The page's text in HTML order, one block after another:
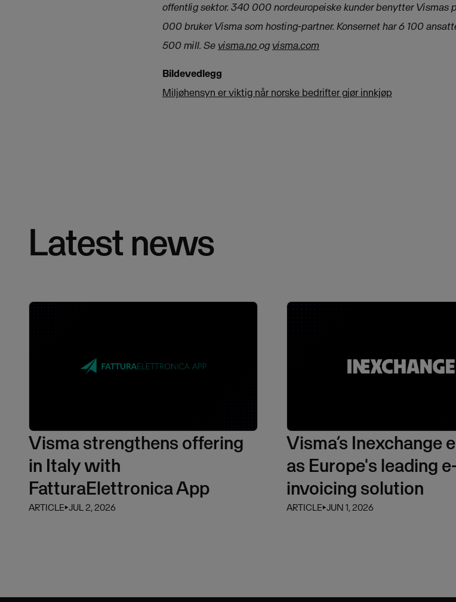
offentlig sektor. 340 000 nordeuropeiske kunder benytter Vismas
000 bruker Visma som hosting-partner. Konsernet har 6 100
500 mill. Se visma.noog visma.com
Bildevedlegg
Miljøhensyn er viktig når norske bedrifter gjør innkjøp
Latest news
Visma strengthens offering
in Italy with
FatturaElettronica App
ARTICLE⏵JUL 2, 2026
Visma’s Inexchange
as Europe's leading
invoicing solution
ARTICLE⏵JUN 1, 2026